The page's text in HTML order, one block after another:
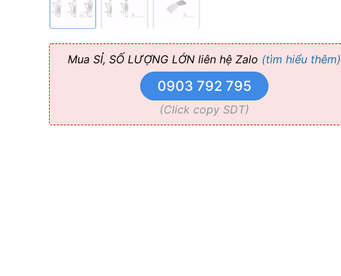
Mua SỈ, SỐ LƯỢNG LỚN liên hệ Zalo (tìm hiểu thêm)
0903 792 795
(Click copy SDT)